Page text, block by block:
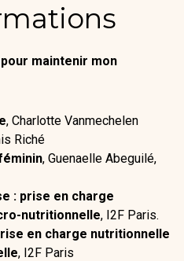
maintenir mon
, Charlotte Vanmechelen
Riché
, Guenaelle Abeguilé,
: prise en charge
nutritionnelle, I2F Paris.
en charge nutritionnelle
, I2F Paris